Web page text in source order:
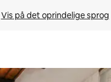
Vis på det oprindelige sprog